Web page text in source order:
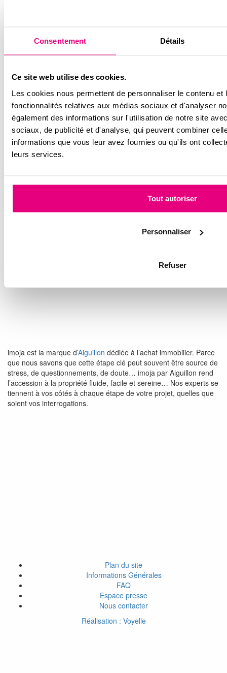
Consentement Détails
Ce site web utilise des cookies.
Les cookies nous permettent de personnaliser le contenu
fonctionnalités relatives aux médias sociaux et d'analyser
également des informations sur l'utilisation de notre site
sociaux, de publicité et d'analyse, qui peuvent combiner
informations que vous leur avez fournies ou qu'ils ont
leurs services.
Tout autoriser
Personnaliser
Refuser
Conseils et astuces d’imoja pour préparer votre achat et bien
vivre dans votre logement
RGPD*
J'accepte lapolitiquesur la protection des données *
Suivez-nous sur les réseaux
imoja est la marque d’Aiguillon dédiée à l’achat immobilier. Parce
que nous savons que cette étape clé peut souvent être source de
stress, de questionnements, de doute… imoja par Aiguillon rend
l’accession à la propriété fluide, facile et sereine… Nos experts se
tiennent à vos côtés à chaque étape de votre projet, quelles que
soient vos interrogations.
Plan du site
Informations Générales
FAQ
Espace presse
Nous contacter
Réalisation : Voyelle